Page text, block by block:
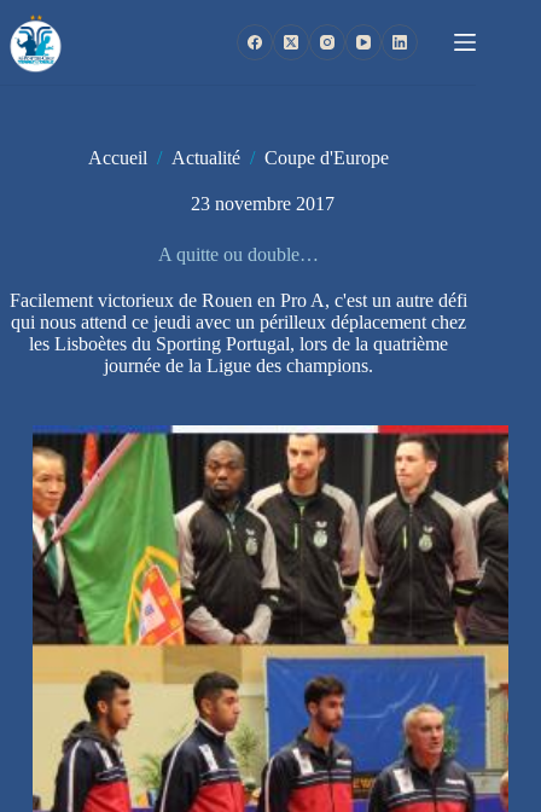
au
contenu
Accueil / Actualité / Coupe d'Europe
23 novembre 2017
A quitte ou double…
Facilement victorieux de Rouen en Pro A, c'est un autre défi
qui nous attend ce jeudi avec un périlleux déplacement chez
les Lisboètes du Sporting Portugal, lors de la quatrième
journée de la Ligue des champions.